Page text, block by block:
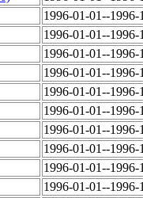
1996-01-01--
1996-01-01--
1996-01-01--
1996-01-01--
1996-01-01--
1996-01-01--
1996-01-01--
1996-01-01--
1996-01-01--
1996-01-01--